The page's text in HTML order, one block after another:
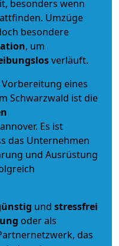
besonders wenn
Umzüge
besondere
, um
verläuft.
eines
Schwarzwald ist die
Es ist
das Unternehmen
und Ausrüstung
und stressfrei
oder als
das